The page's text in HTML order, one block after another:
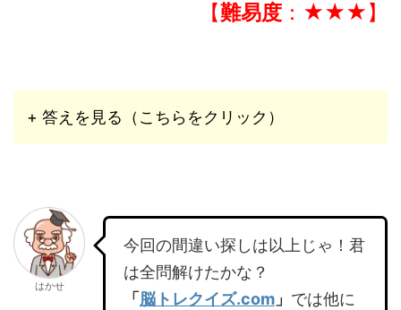
【難易度 ：★★★】
+ 答えを見る（こちらをクリック）
はかせ
今回の間違い探しは以上じゃ！君
は全問解けたかな？
「 脳トレクイズ.com 」 では他に